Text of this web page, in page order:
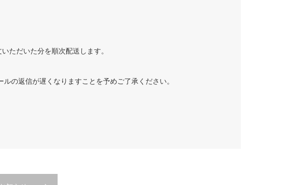
ただいた分を順次配送します。
の返信が遅くなりますことを予めご了承ください。